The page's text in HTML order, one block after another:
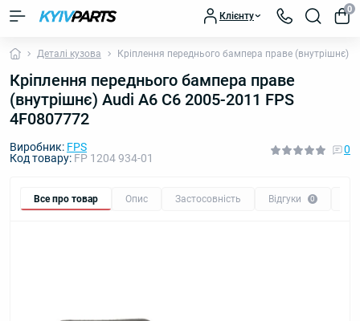
Клієнту
0
Деталі кузова Кріплення переднього бампера праве (внутрішнє)
Кріплення переднього бампера праве
(внутрішнє) Audi A6 C6 2005-2011 FPS
4F0807772
Виробник: FPS
Код товару: FP 1204 934-01
0
Все про товар Опис Застосовність Відгуки 0